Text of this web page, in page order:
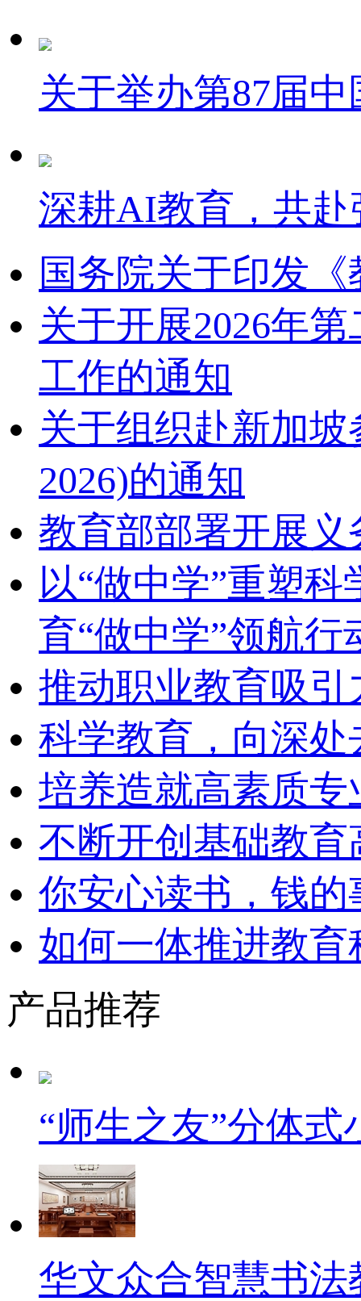
关于举办第87届
深耕AI教育，共
国务院关于印发
关于开展2026年
工作的通知
关于组织赴新加坡
2026)的通知
教育部部署开展义
以“做中学”重塑
育“做中学”领航行
推动职业教育吸引
科学教育，向深
培养造就高素质
不断开创基础教
你安心读书，钱
如何一体推进教
产品推荐
“师生之友”分体
华文众合智慧书法